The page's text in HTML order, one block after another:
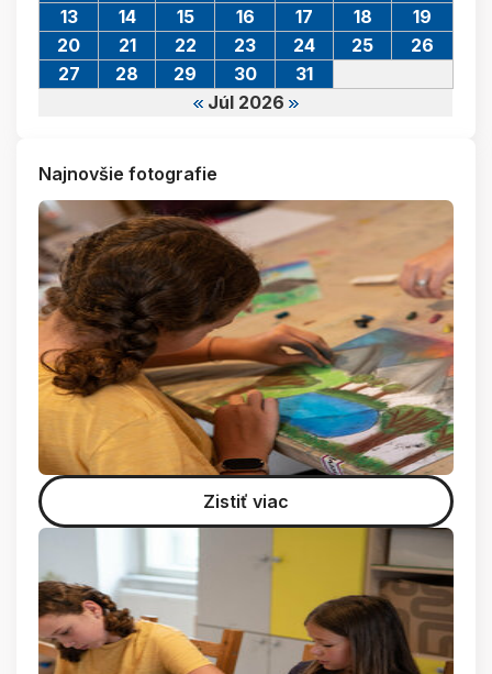
Júl 2026
13
14 15 16 17 18
19
20
21 22 23 24 25
26
27
28 29 30 31
Najnovšie fotografie
Zistiť viac